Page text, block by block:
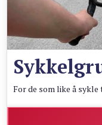
For de som like å sykle